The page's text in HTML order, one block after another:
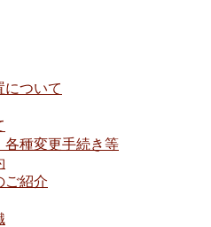
について
各種変更手続き等
ご紹介